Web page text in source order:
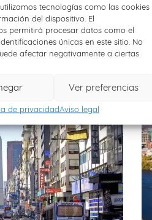
tecnologías como las cookies
del dispositivo. El
permitirá procesar datos como el
únicas en este sitio. No
afectar negativamente a ciertas
Ver preferencias
de privacidadAviso legal
Las Vegas o Los
El Gran Cañón, El Valle
de Yosemite